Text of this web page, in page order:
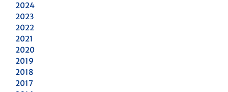
2024
2023
2022
2021
2020
2019
2018
2017